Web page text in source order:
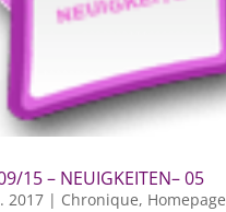
15 – NEUIGKEITEN– 05
2017| Chronique, Homepage